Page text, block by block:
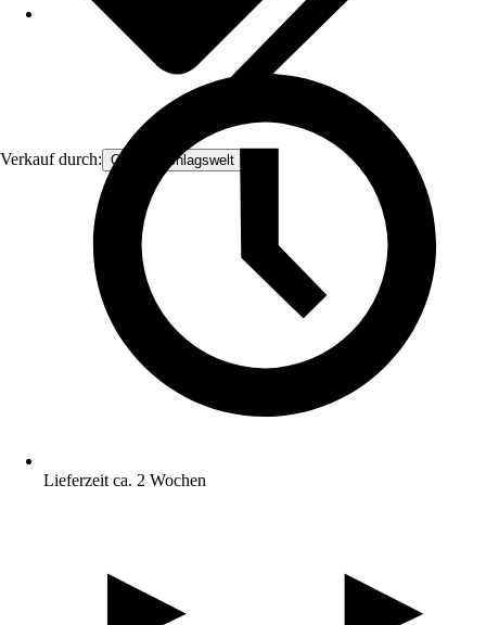
Verkauf durch: OTT Beschlagswelt
Lieferzeit ca. 2 Wochen